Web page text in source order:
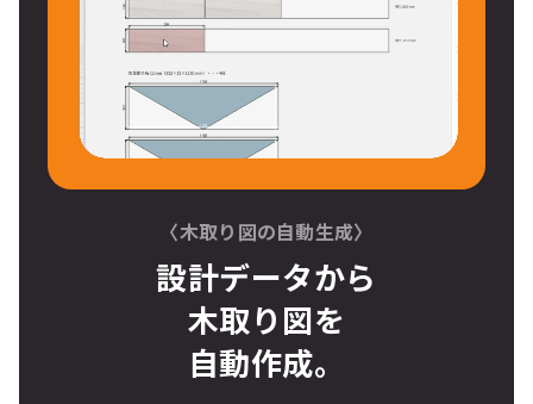
〈木取り図の自動生成〉
設計データから
木取り図を
自動作成。